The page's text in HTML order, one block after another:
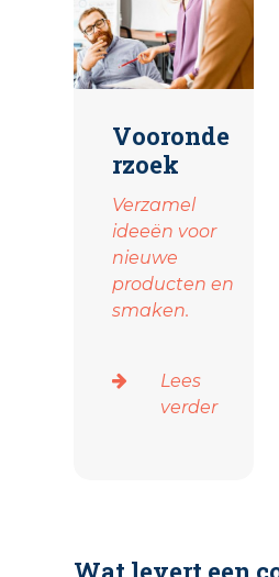
Vooronde
rzoek
Verzamel
ideeën voor
nieuwe
producten en
smaken.
Lees
verder
Wat levert een